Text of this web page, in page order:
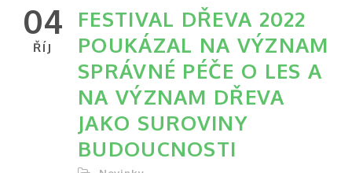
04
ŘÍJ
FESTIVAL DŘEVA 2022
POUKÁZAL NA VÝZNAM
SPRÁVNÉ PÉČE O LES A
NA VÝZNAM DŘEVA
JAKO SUROVINY
BUDOUCNOSTI